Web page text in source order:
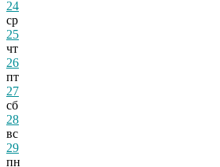
24
ср
25
чт
26
пт
27
сб
28
вс
29
пн